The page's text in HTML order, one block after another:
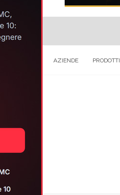
AZIENDE PRODOTTI